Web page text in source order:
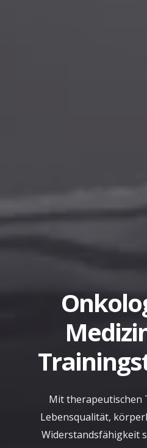
Mit therapeutischen
Lebensqualität,
Widerstandsfähigkeit